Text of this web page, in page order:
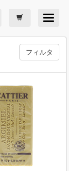
Toggle
フィルタ